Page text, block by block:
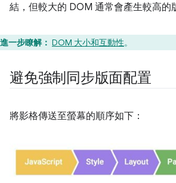
結，但較大的 DOM 通常會產生較高的
進一步瞭解： DOM 大小和互動性。
避免強制同步版面配置
將影格傳送至螢幕的順序如下：